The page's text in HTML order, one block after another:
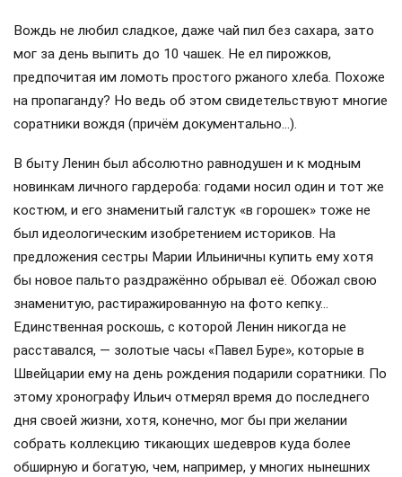
Вождь не любил сладкое, даже чай пил без сахара, зато
мог за день выпить до 10 чашек. Не ел пирожков,
предпочитая им ломоть простого ржаного хлеба. Похоже
на пропаганду? Но ведь об этом свидетельствуют многие
соратники вождя (причём документально…).
В быту Ленин был абсолютно равнодушен и к модным
новинкам личного гардероба: годами носил один и тот же
костюм, и его знаменитый галстук «в горошек» тоже не
был идеологическим изобретением историков. На
предложения сестры Марии Ильиничны купить ему хотя
бы новое пальто раздражённо обрывал её. Обожал свою
знаменитую, растиражированную на фото кепку…
Единственная роскошь, с которой Ленин никогда не
расставался, — золотые часы «Павел Буре», которые в
Швейцарии ему на день рождения подарили соратники. По
этому хронографу Ильич отмерял время до последнего
дня своей жизни, хотя, конечно, мог бы при желании
собрать коллекцию тикающих шедевров куда более
обширную и богатую, чем, например, у многих нынешних